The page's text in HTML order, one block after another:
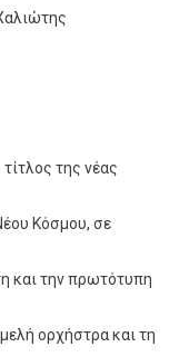
της νέας
Κόσμου, σε
και την πρωτότυπη
ορχήστρα και τη